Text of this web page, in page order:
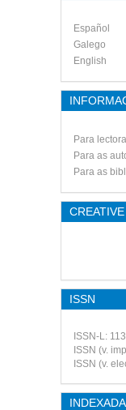
Español
Galego
English
Para
Para as
Para as
ISSN
ISSN-L:
ISSN (v.
ISSN (v.